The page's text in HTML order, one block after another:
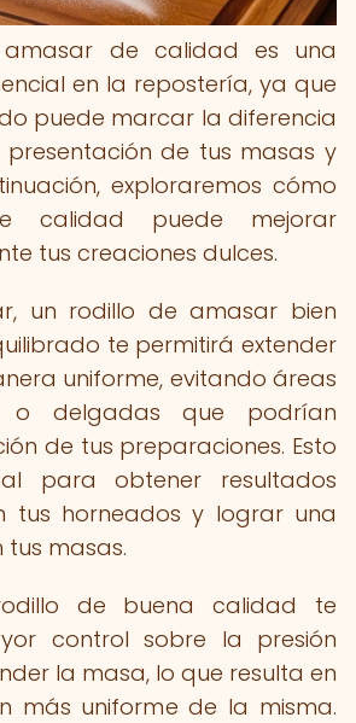
de calidad es una
en la repostería, ya que
puede marcar la diferencia
de tus masas y
exploraremos cómo
calidad puede mejorar
tus creaciones dulces.
un rodillo de amasar bien
te permitirá extender
uniforme, evitando áreas
o delgadas que podrían
de tus preparaciones. Esto
para obtener resultados
tus horneados y lograr una
tus masas.
de buena calidad te
control sobre la presión
la masa, lo que resulta en
más uniforme de la misma.